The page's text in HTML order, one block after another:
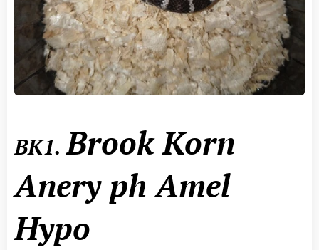
BK1.Brook Korn
Anery ph Amel
Hypo